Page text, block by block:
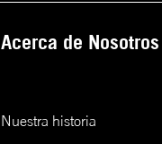
Acerca de Nosotros
Nuestra historia